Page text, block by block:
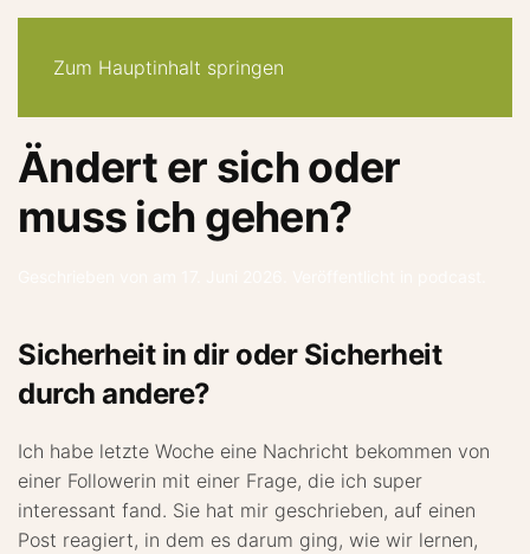
Zum Hauptinhalt springen
Ändert er sich oder
muss ich gehen?
Sicherheit in dir oder Sicherheit
durch andere?
Ich habe letzte Woche eine Nachricht bekommen von
einer Followerin mit einer Frage, die ich super
interessant fand. Sie hat mir geschrieben, auf einen
Post reagiert, in dem es darum ging, wie wir lernen,